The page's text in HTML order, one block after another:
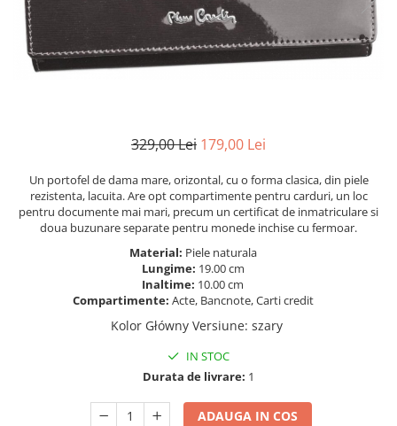
329,00 Lei 179,00 Lei
Un portofel de dama mare, orizontal, cu o forma clasica, din piele
rezistenta, lacuita. Are opt compartimente pentru carduri, un loc
pentru documente mai mari, precum un certificat de inmatriculare si
doua buzunare separate pentru monede inchise cu fermoar.
Material: Piele naturala
Lungime: 19.00 cm
Inaltime: 10.00 cm
Compartimente: Acte, Bancnote, Carti credit
Kolor Główny Versiune: szary
IN STOC
Durata de livrare: 1
ADAUGA IN COS